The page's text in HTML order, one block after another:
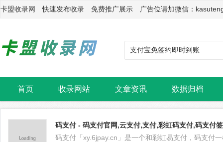
卡盟收录网 快速发布收录 免费推广展示 广告位请加微信：
首页 收录网站 文章资讯 数据归档
码支付 - 码支付官网,云支付,支付,彩虹码支付,码支付
码支付「xy.6jpay.cn」是一个和彩虹易支付，码支付